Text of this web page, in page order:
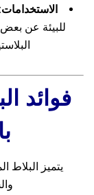
الاستخدامات
للبيئة عن بعض
فوائد
يتميز البلاط